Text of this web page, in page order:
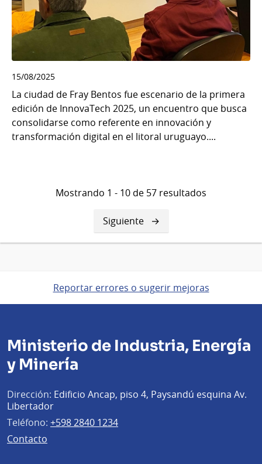
15/08/2025
La ciudad de Fray Bentos fue escenario de la primera
edición de InnovaTech 2025, un encuentro que busca
consolidarse como referente en innovación y
transformación digital en el litoral uruguayo....
Mostrando 1 - 10 de 57 resultados
Siguiente
página
Siguiente
Reportar errores o sugerir mejoras
Ministerio de Industria, Energía
y Minería
Dirección: Edificio Ancap, piso 4, Paysandú esquina Av.
Libertador
Teléfono: +598 2840 1234
Contacto